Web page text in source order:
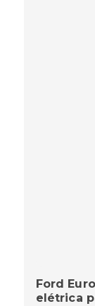
Ford
elétrica